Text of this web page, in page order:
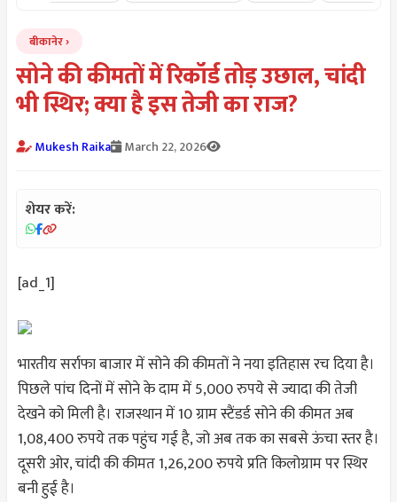
बीकानेर
सोने की कीमतों में रिकॉर्ड तोड़ उछाल, चांदी
भी स्थिर; क्या है इस तेजी का राज?
Mukesh Raika March 22, 2026
शेयर करें:
[ad_1]
भारतीय सर्राफा बाजार में सोने की कीमतों ने नया इतिहास रच दिया है।
पिछले पांच दिनों में सोने के दाम में 5,000 रुपये से ज्यादा की तेजी
देखने को मिली है। राजस्थान में 10 ग्राम स्टैंडर्ड सोने की कीमत अब
1,08,400 रुपये तक पहुंच गई है, जो अब तक का सबसे ऊंचा स्तर है।
दूसरी ओर, चांदी की कीमत 1,26,200 रुपये प्रति किलोग्राम पर स्थिर
बनी हुई है।